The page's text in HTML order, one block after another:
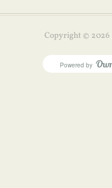
Copyright © 2026
Powered by